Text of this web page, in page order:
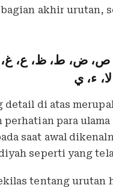
bagian akhir urutan,
ص، ض، ط، ظ، ع،
ء، ي
detail di atas
perhatian para
saat awal
seperti yang
tentang urutan